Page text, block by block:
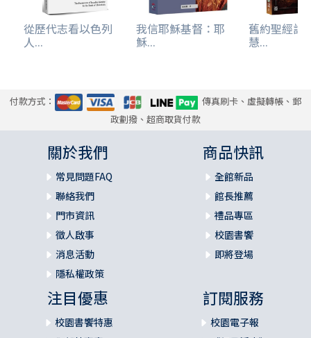
從歷代志看以色列
人...
我信耶穌基督：耶
穌...
舊約聖經詩
慧...
付款方式：
傳真刷卡、虛擬轉帳、郵
政劃撥、超商取貨付款
關於我們
常見問題FAQ
聯絡我們
門市資訊
徵人啟事
消息活動
隱私權政策
商品快訊
全館新品
館長推薦
禮品專區
校園書饗
即將登場
注目優惠
校園書饗特惠
訂閱服務
校園電子報